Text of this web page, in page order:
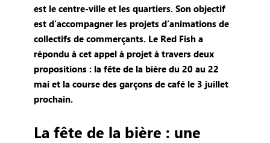
est le centre-ville et les quartiers. Son objectif
est d’accompagner les projets d’animations de
collectifs de commerçants. Le Red Fish a
répondu à cet appel à projet à travers deux
propositions : la fête de la bière du 20 au 22
mai et la course des garçons de café le 3 juillet
prochain.
La fête de la bière : une